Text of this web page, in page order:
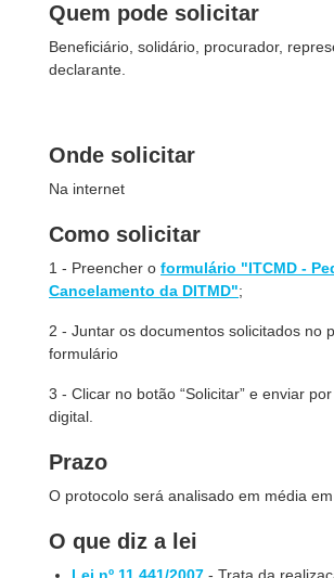
Quem pode solicitar
Beneficiário, solidário, procurador,
declarante.
Onde solicitar
Na internet
Como solicitar
1 - Preencher o formulário "ITCMD -
Cancelamento da DITMD";
2 - Juntar os documentos solicitados no
formulário
3 - Clicar no botão “Solicitar” e enviar
digital.
Prazo
O protocolo será analisado em média em
O que diz a lei